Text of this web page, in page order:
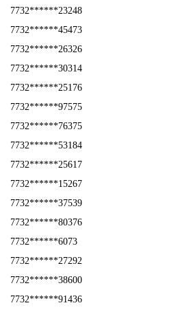
7732******23248
7732******45473
7732******26326
7732******30314
7732******25176
7732******97575
7732******76375
7732******53184
7732******25617
7732******15267
7732******37539
7732******80376
7732******6073
7732******27292
7732******38600
7732******91436